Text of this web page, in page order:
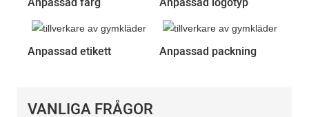
Anpassad etikett Anpassad packning
VANLIGA FRÅGOR